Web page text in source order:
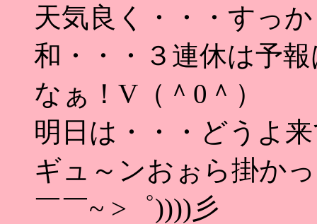
天気良く・・・すっ
和・・・３連休は予
なぁ！V（＾0＾）
明日は・・・どうよ
ギュ～ンおぉら掛か
￣￣~ >゜))))彡